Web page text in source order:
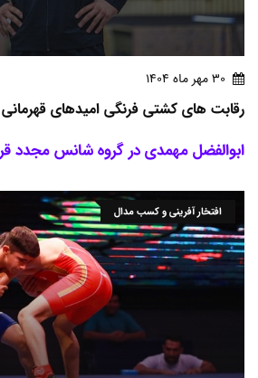
30 مهر ماه 1404
رقابت های کشتی فرنگی امیدهای
ابوالفضل مهمدی در گروه شانس مجدد
افتخار آفرینی و کسب مدال